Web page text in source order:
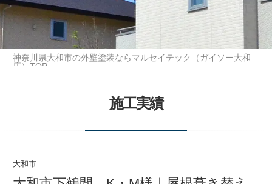
神奈川県大和市の外壁塗装ならマルセイテック（ガイソー大和
店）TOP
施工実績
大和市